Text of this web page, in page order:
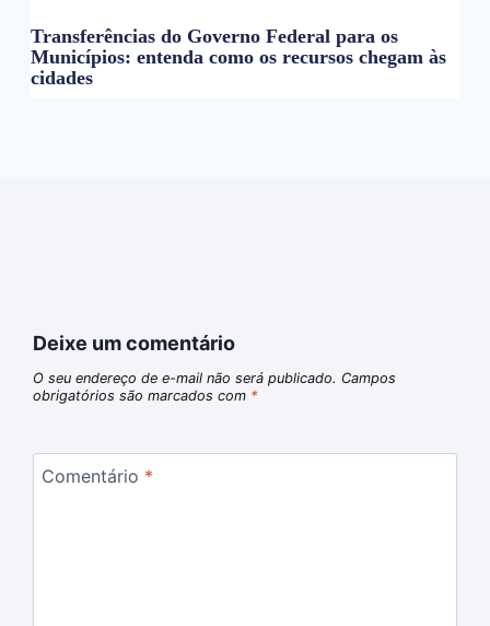
Transferências do Governo Federal para os
Municípios: entenda como os recursos chegam às
cidades
Deixe um comentário
O seu endereço de e-mail não será publicado. Campos
obrigatórios são marcados com *
Comentário *